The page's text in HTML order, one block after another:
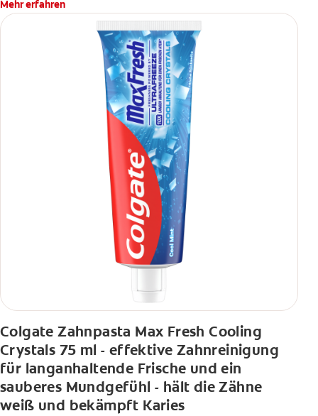
Mehr erfahren
Colgate Zahnpasta Max Fresh Cooling
Crystals 75 ml - effektive Zahnreinigung
für langanhaltende Frische und ein
sauberes Mundgefühl - hält die Zähne
weiß und bekämpft Karies